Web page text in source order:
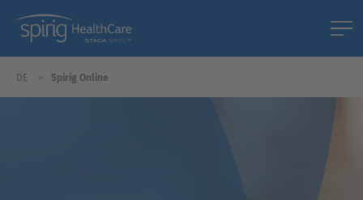
DE Spirig Online